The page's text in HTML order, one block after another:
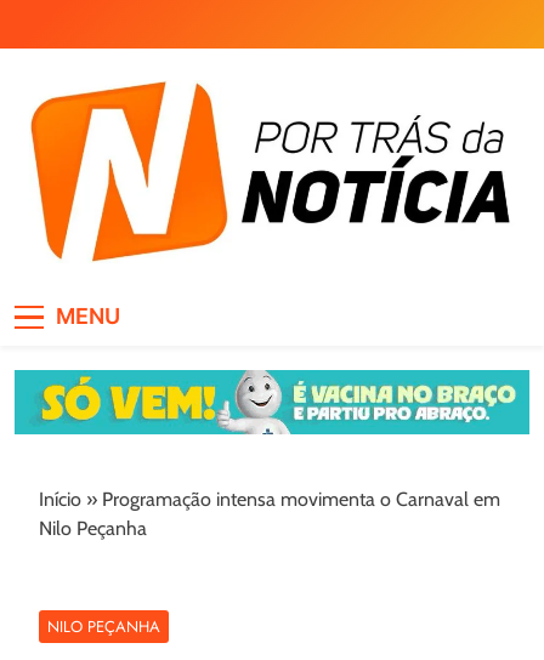
Por Trás da Notícia
MENU
Início » Programação intensa movimenta o Carnaval em
Nilo Peçanha
NILO PEÇANHA